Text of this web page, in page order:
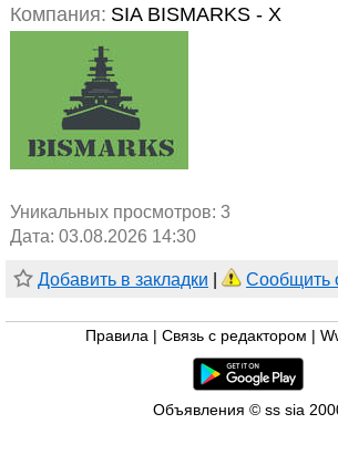
Компания: SIA BISMARKS - X
Уникальных просмотров: 3
Дата: 03.08.2026 14:30
Добавить в закладки Сообщить
Правила Связь с редактором
Объявления © ss sia